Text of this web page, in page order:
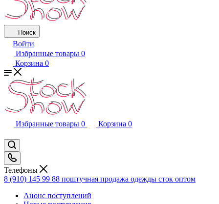
Поиск
Войти
Избранные товары 0
Корзина 0
Избранные товары 0 Корзина 0
Телефоны
8 (910) 145 99 88 поштучная продажа одежды сток оптом
Анонс поступлений